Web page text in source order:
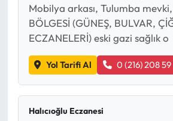
Mobilya arkası, Tulumba
BÖLGESİ (GÜNEŞ, BULVAR,
ECZANELERİ) eski gazi sağlık o
Yol Tarifi Al 0 (216) 208 59
Halıcıoğlu Eczanesi